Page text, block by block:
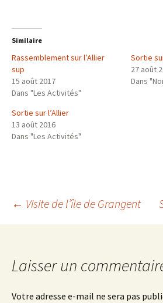
Similaire
Rassemblement sur l’Allier
sup
15 août 2017
Dans "Les Activités"
Sortie
27 août
Dans
Sortie sur l’Allier
13 août 2016
Dans "Les Activités"
Navigation
articles
← Visite de l’île de Grangent
Laisser un
Votre adresse e-mail ne sera pas